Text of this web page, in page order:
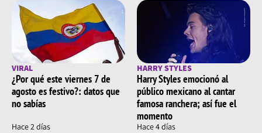
VIRAL
¿Por qué este viernes 7 de
agosto es festivo?: datos que
no sabías
Hace 2 días
HARRY STYLES
Harry Styles emocionó al
público mexicano al cantar
famosa ranchera; así fue el
momento
Hace 4 días